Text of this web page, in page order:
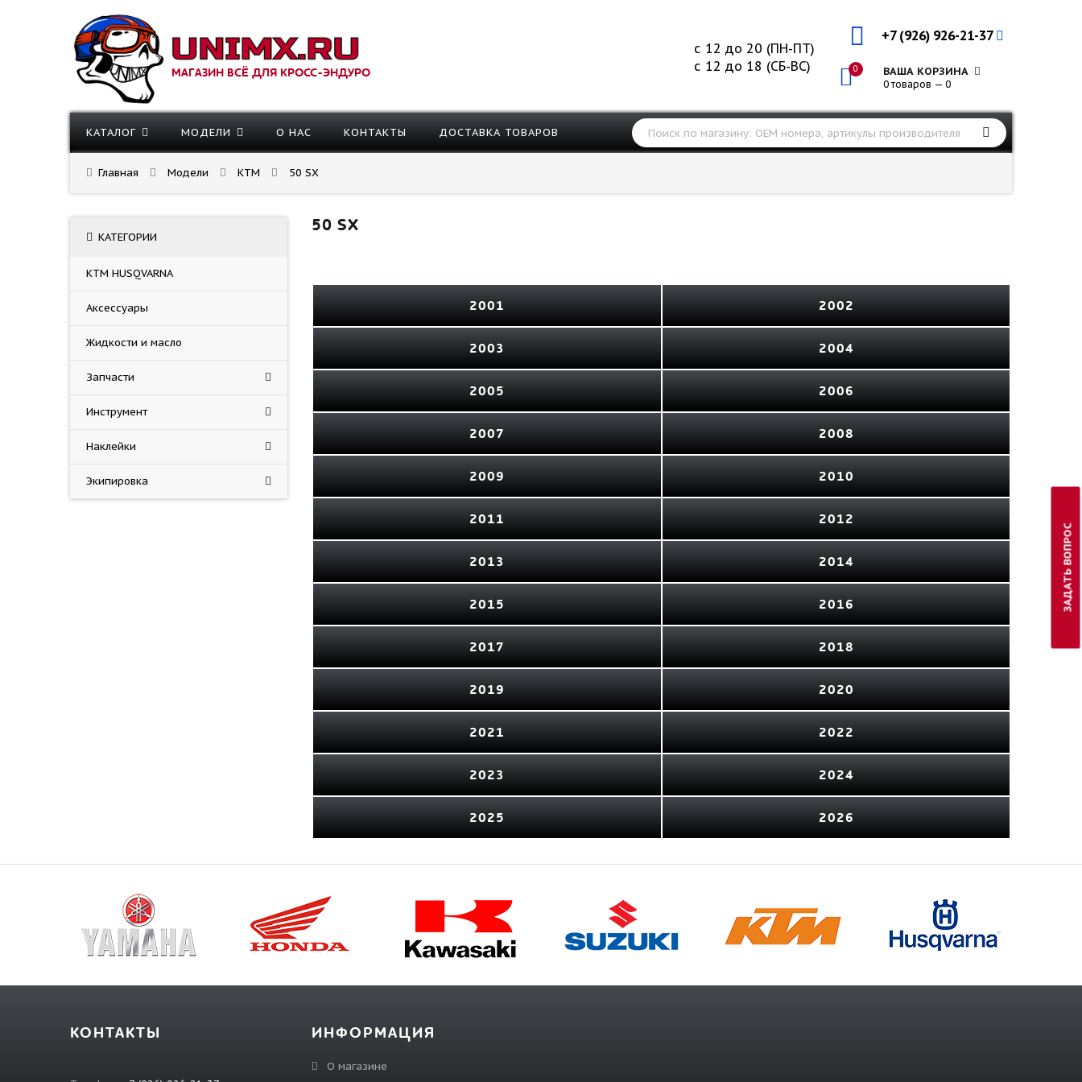
МАГАЗИН ВСЁ ДЛЯ КРОСС-ЭНДУРО
+7 (926) 926-21-37
0 ВАША КОРЗИНА
0 товаров — 0
с 12 до 20 (ПН-ПТ)
с 12 до 18 (СБ-ВС)
КАТАЛОГ МОДЕЛИ О НАС КОНТАКТЫ ДОСТАВКА ТОВАРОВ
Главная Модели KTM 50 SX
50 SX
2001 2002
2003 2004
2005 2006
2007 2008
2009 2010
2011 2012
2013 2014
2015 2016
2017 2018
2019 2020
2021 2022
2023 2024
2025 2026
КАТЕГОРИИ
KTM HUSQVARNA
Аксессуары
Жидкости и масло
Запчасти
Инструмент
Наклейки
Экипировка
КОНТАКТЫ ИНФОРМАЦИЯ
О магазине
ЗАДАТЬ ВОПРОС